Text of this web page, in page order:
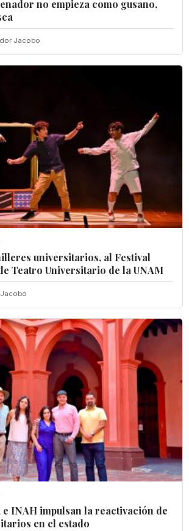
no empieza como gusano,
Jacobo
universitarios, al Festival
Teatro Universitario de la UNAM
e INAH impulsan la reactivación de
en el estado